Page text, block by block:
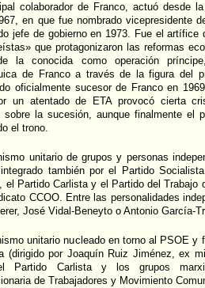
colaborador de Franco, actuó desde
en que fue nombrado vicepresidente
jefe de gobierno en 1973. Fue el
que protagonizaron las reformas
la conocida como operación
de Franco a través de la figura del
oficialmente sucesor de Franco en
un atentado de ETA provocó cierta
sobre la sucesión, aunque finalmente el
el trono.
unitario de grupos y personas
también por el Partido
el Partido Carlista y el Partido del Trabajo
CCOO. Entre las personalidades
José Vidal-Beneyto o Antonio García-
unitario nucleado en torno al PSOE y
(dirigido por Joaquín Ruiz Jiménez, ex
Partido Carlista y los grupos
de Trabajadores y Movimiento